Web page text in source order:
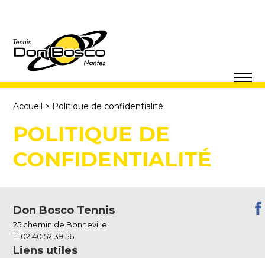
contenu
Accueil > Politique de confidentialité
POLITIQUE DE
CONFIDENTIALITÉ
Don Bosco Tennis
25 chemin de Bonneville
T. 02 40 52 39 56
Liens utiles